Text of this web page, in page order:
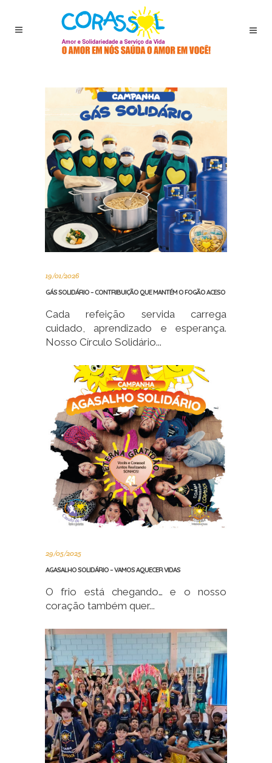
19/01/2026
GÁS SOLIDÁRIO – CONTRIBUIÇÃO QUE MANTÉM O FOGÃO ACESO
Cada refeição servida carrega
cuidado, aprendizado e esperança.
Nosso Círculo Solidário...
29/05/2025
AGASALHO SOLIDÁRIO – VAMOS AQUECER VIDAS
O frio está chegando… e o nosso
coração também quer...